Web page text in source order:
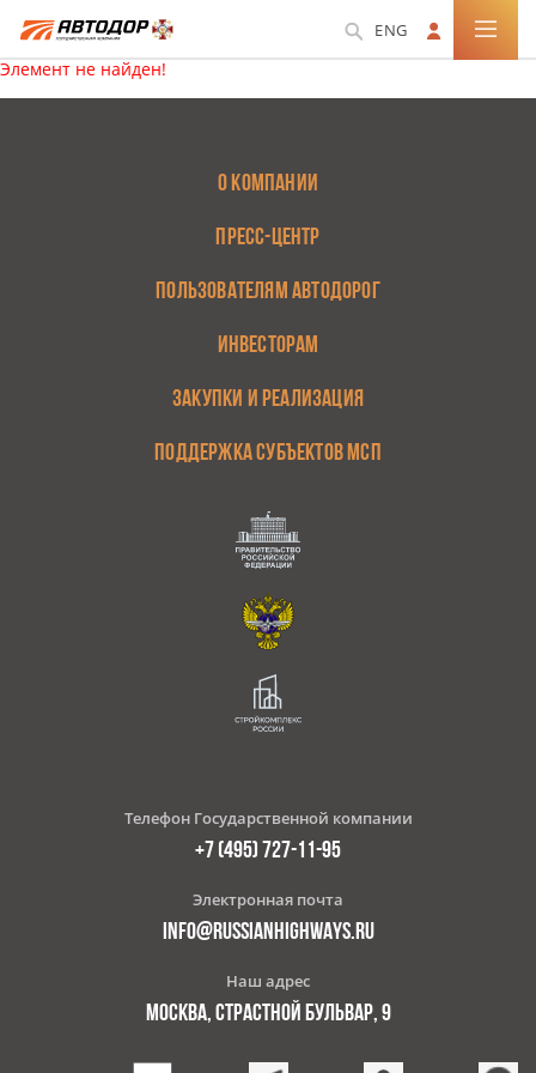
ENG
Элемент не найден!
О КОМПАНИИ
ПРЕСС-ЦЕНТР
ПОЛЬЗОВАТЕЛЯМ АВТОДОРОГ
ИНВЕСТОРАМ
ЗАКУПКИ И РЕАЛИЗАЦИЯ
ПОДДЕРЖКА СУБЪЕКТОВ МСП
Телефон Государственной компании
+7 (495) 727-11-95
Электронная почта
INFO@RUSSIANHIGHWAYS.RU
Наш адрес
МОСКВА, СТРАСТНОЙ БУЛЬВАР, 9